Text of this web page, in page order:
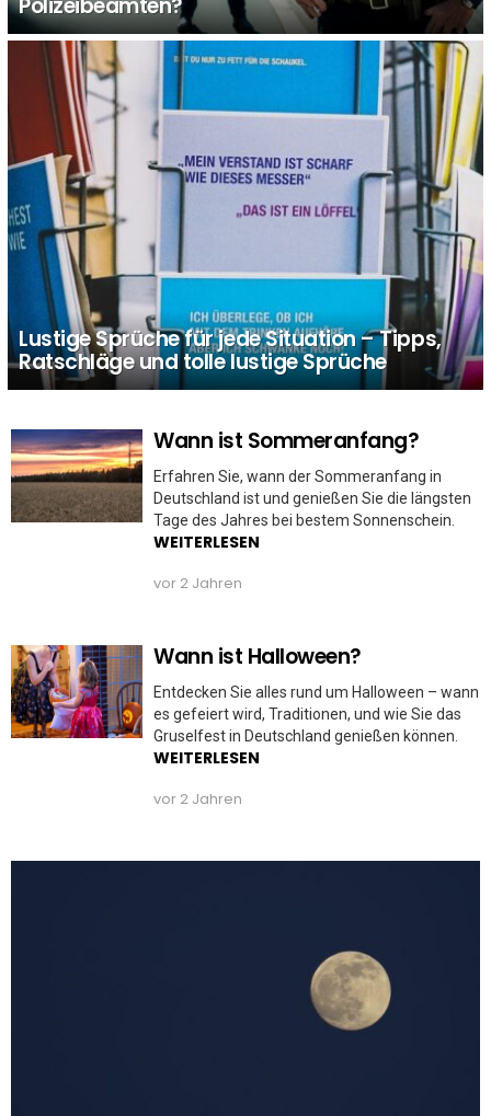
Lustige Sprüche für jede Situation – Tipps,
Ratschläge und tolle lustige Sprüche
MORE
STORIES
Wann ist Sommeranfang?
Erfahren Sie, wann der Sommeranfang in
Deutschland ist und genießen Sie die längsten
Tage des Jahres bei bestem Sonnenschein.
WEITERLESEN
vor 2 Jahren
Wann ist Halloween?
Entdecken Sie alles rund um Halloween – wann
es gefeiert wird, Traditionen, und wie Sie das
Gruselfest in Deutschland genießen können.
WEITERLESEN
vor 2 Jahren